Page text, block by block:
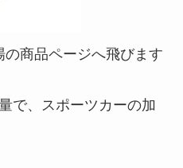
の商品ページへ飛びます
で、スポーツカーの加